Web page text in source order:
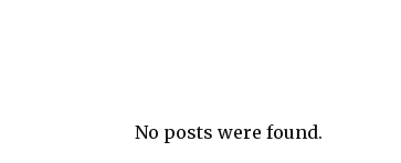
No posts were found.